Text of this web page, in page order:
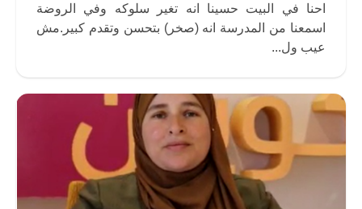
احنا في البيت حسينا انه تغير سلوكه وفي الروضة
اسمعنا من المدرسة انه (صخر) بتحسن وتقدم كبير.مش
عيب ول...